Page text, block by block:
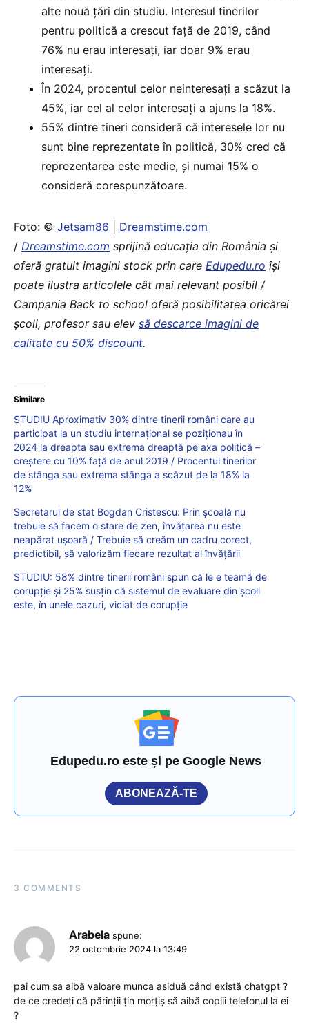
alte nouă țări din studiu. Interesul tinerilor
pentru politică a crescut față de 2019, când
76% nu erau interesați, iar doar 9% erau
interesați.
În 2024, procentul celor neinteresați a scăzut la
45%, iar cel al celor interesați a ajuns la 18%.
55% dintre tineri consideră că interesele lor nu
sunt bine reprezentate în politică, 30% cred că
reprezentarea este medie, și numai 15% o
consideră corespunzătoare.
Foto: © Jetsam86
Dreamstime.com
/ Dreamstime.com sprijină educaţia din România şi
oferă gratuit imagini stock prin care Edupedu.ro îşi
poate ilustra articolele cât mai relevant posibil /
Campania Back to school oferă posibilitatea oricărei
școli, profesor sau elev să descarce imagini de
calitate cu 50% discount.
Similare
STUDIU Aproximativ 30% dintre tinerii români care au
participat la un studiu internațional se poziționau în
2024 la dreapta sau extrema dreaptă pe axa politică –
creștere cu 10% față de anul 2019 / Procentul tinerilor
de stânga sau extrema stânga a scăzut de la 18% la
12%
Secretarul de stat Bogdan Cristescu: Prin școală nu
trebuie să facem o stare de zen, învățarea nu este
neapărat ușoară / Trebuie să creăm un cadru corect,
predictibil, să valorizăm fiecare rezultat al învățării
STUDIU: 58% dintre tinerii români spun că le e teamă de
corupție și 25% susțin că sistemul de evaluare din școli
este, în unele cazuri, viciat de corupție
Edupedu.ro este și pe Google News
ABONEAZĂ-TE
3 COMMENTS
Arabela spune:
22 octombrie 2024 la 13:49
pai cum sa aibă valoare munca asiduă când există chatgpt ?
de ce credeți că părinții țin morțiș să aibă copiii telefonul la ei
?